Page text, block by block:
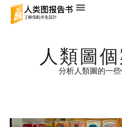
人類圖
分析人類圖的一些